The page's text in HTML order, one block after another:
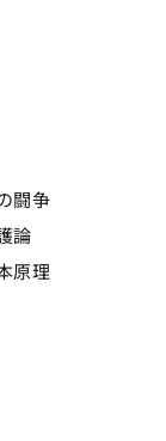
闘争
論
原理